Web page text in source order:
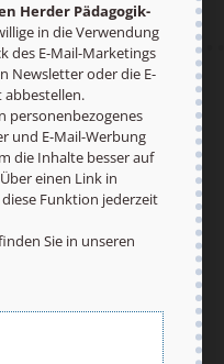
Datenschutz
Impressum
Herder Pädagogik-
in die Verwendung
des E-Mail-Marketings
Newsletter oder die E-
abbestellen.
personenbezogenes
und E-Mail-Werbung
die Inhalte besser auf
einen Link in
Funktion jederzeit
Sie in unseren